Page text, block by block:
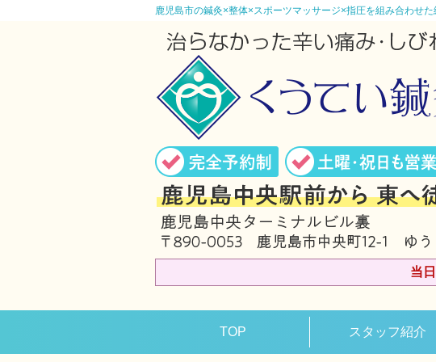
鹿児島市の鍼灸×整体×スポーツマッサージ×指圧を組み合わせ
当
TOP スタッフ紹介